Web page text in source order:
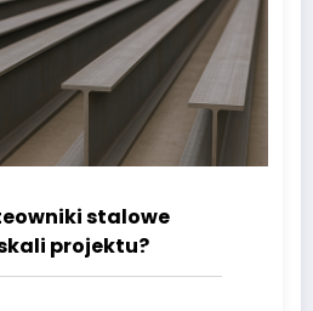
stalowe
projektu?